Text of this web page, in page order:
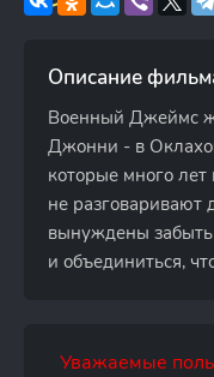
Описание
Военный Джеймс
Джонни - в
которые много
не разговаривают
вынуждены
и объединиться,
Уважаемые